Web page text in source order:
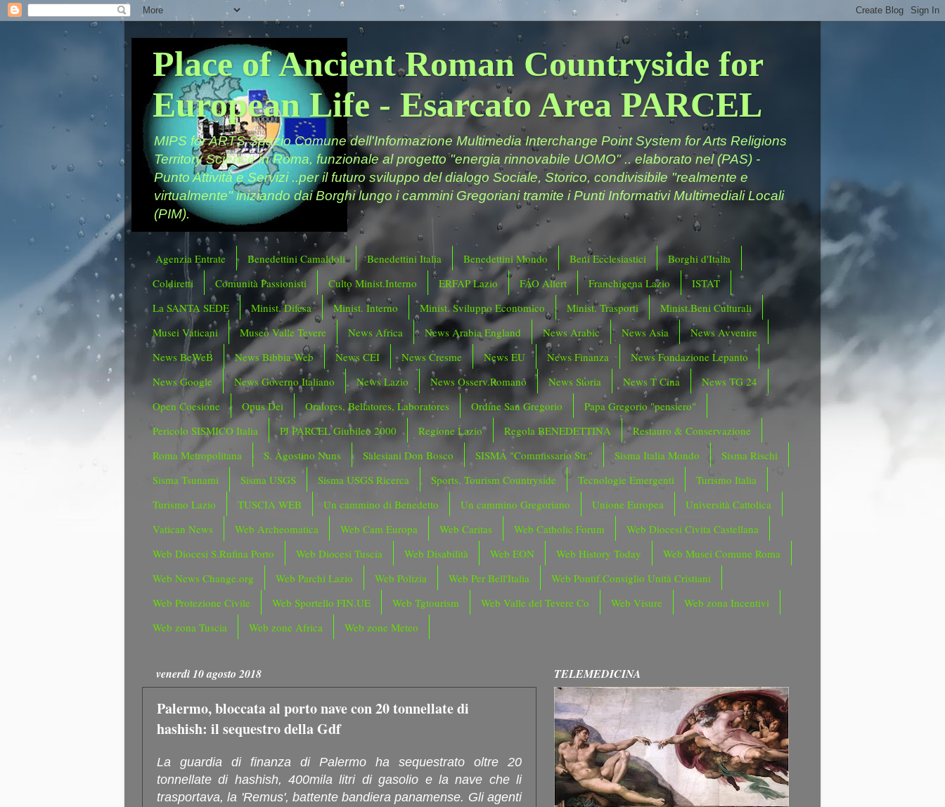
Place of Ancient Roman Countryside for
European Life - Esarcato Area PARCEL
MIPS for ARTS Spazio Comune dell'Informazione Multimedia Interchange Point System for Arts Religions
Territory Science in Roma, funzionale al progetto "energia rinnovabile UOMO" .. elaborato nel (PAS) -
Punto Attività e Servizi ..per il futuro sviluppo del dialogo Sociale, Storico, condivisibile "realmente e
virtualmente" iniziando dai Borghi lungo i cammini Gregoriani tramite i Punti Informativi Multimediali Locali
(PIM).
Agenzia Entrate Benedettini Camaldoli Benedettini Italia Benedettini Mondo Beni Ecclesiastici
Borghi d'Italia
Coldiretti
Comunità Passionisti Culto Minist.Interno ERFAP Lazio FAO Allert Franchigena Lazio
ISTAT
La SANTA SEDE
Minist. Difesa Minist. Interno Minist. Sviluppo Economico Minist. Trasporti
Minist.Beni Culturali
Musei Vaticani
Museo Valle Tevere News Africa News Arabia England News Arabic News Asia
News Avvenire
News BeWeB
News Bibbia Web News CEI News Cresme News EU News Finanza
News Fondazione Lepanto
News Google
News Governo Italiano News Lazio News Osserv.Romano News Storia News T Cina
News TG 24
Open Coesione
Opus Dei Oratores, Bellatores, Laboratores Ordine San Gregorio
Papa Gregorio "pensiero"
Pericolo SISMICO Italia
PJ PARCEL Giubileo 2000 Regione Lazio Regola BENEDETTINA
Restauro & Conservazione
Roma Metropolitana
S. Agostino Nuns Salesiani Don Bosco SISMA "Commissario Str." Sisma Italia Mondo
Sisma Rischi
Sisma Tsunami
Sisma USGS Sisma USGS Ricerca Sports, Tourism Countryside Tecnologie Emergenti
Turismo Italia
Turismo Lazio
TUSCIA WEB Un cammino di Benedetto Un cammino Gregoriano Unione Europea
Università Cattolica
Vatican News
Web Archeomatica Web Cam Europa Web Caritas Web Catholic Forum
Web Diocesi Civita Castellana
Web Diocesi S.Rufina Porto
Web Diocesi Tuscia Web Disabilità Web EON Web History Today
Web Musei Comune Roma
Web News Change.org
Web Parchi Lazio Web Polizia Web Per Bell'Italia
Web Pontif.Consiglio Unità Cristiani
Web Protezione Civile
Web Sportello FIN.UE Web Tgtourism Web Valle del Tevere Co Web Visure
Web zona Incentivi
Web zona Tuscia
Web zone Africa Web zone Meteo
venerdì 10 agosto 2018
Palermo, bloccata al porto nave con 20 tonnellate di
hashish: il sequestro della Gdf
La guardia di finanza di Palermo ha sequestrato oltre 20
tonnellate di hashish, 400mila litri di gasolio e la nave che li
trasportava, la 'Remus', battente bandiera panamense. Gli agenti
TELEMEDICINA